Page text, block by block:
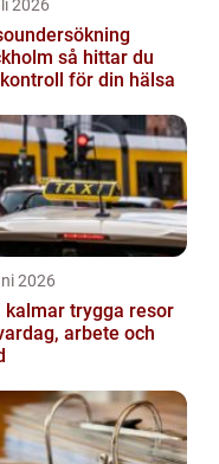
2026
så hittar du
för din hälsa
2026
trygga resor
arbete och